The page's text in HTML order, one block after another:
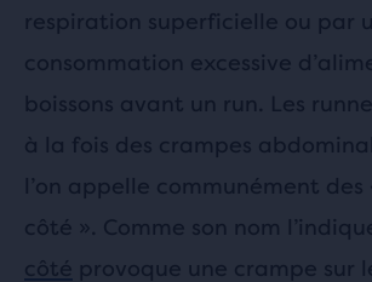
respiration superficielle ou par
consommation excessive
boissons avant un run. Les
à la fois des crampes
l’on appelle communément
côté ». Comme son nom
côté provoque une crampe sur